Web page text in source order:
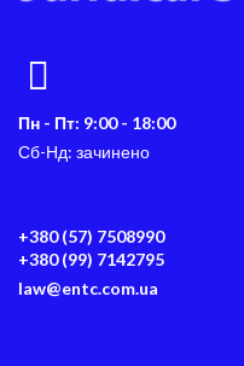
Пн - Пт: 9:00 - 18:00
Сб-Нд: зачинено
+380 (57) 7508990
+380 (99) 7142795
law@entc.com.ua